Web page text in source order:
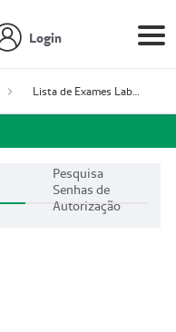
Login
Lista de Exames Laboratoriais
Pesquisa
Senhas de
Autorização